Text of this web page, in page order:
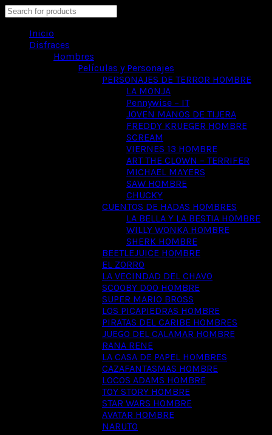
Inicio
Disfraces
Hombres
Películas y Personajes
PERSONAJES DE TERROR HOMBRE
LA MONJA
Pennywise – IT
JOVEN MANOS DE TIJERA
FREDDY KRUEGER HOMBRE
SCREAM
VIERNES 13 HOMBRE
ART THE CLOWN – TERRIFER
MICHAEL MAYERS
SAW HOMBRE
CHUCKY
CUENTOS DE HADAS HOMBRES
LA BELLA Y LA BESTIA HOMBRE
WILLY WONKA HOMBRE
SHERK HOMBRE
BEETLEJUICE HOMBRE
EL ZORRO
LA VECINDAD DEL CHAVO
SCOOBY DOO HOMBRE
SUPER MARIO BROSS
LOS PICAPIEDRAS HOMBRE
PIRATAS DEL CARIBE HOMBRES
JUEGO DEL CALAMAR HOMBRE
RANA RENE
LA CASA DE PAPEL HOMBRES
CAZAFANTASMAS HOMBRE
LOCOS ADAMS HOMBRE
TOY STORY HOMBRE
STAR WARS HOMBRE
AVATAR HOMBRE
NARUTO